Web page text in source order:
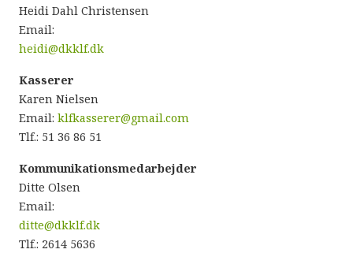
Heidi Dahl Christensen
Email:
heidi@dkklf.dk
Kasserer
Karen Nielsen
Email: klfkasserer@gmail.com
Tlf.: 51 36 86 51
Kommunikationsmedarbejder
Ditte Olsen
Email:
ditte@dkklf.dk
Tlf.: 2614 5636